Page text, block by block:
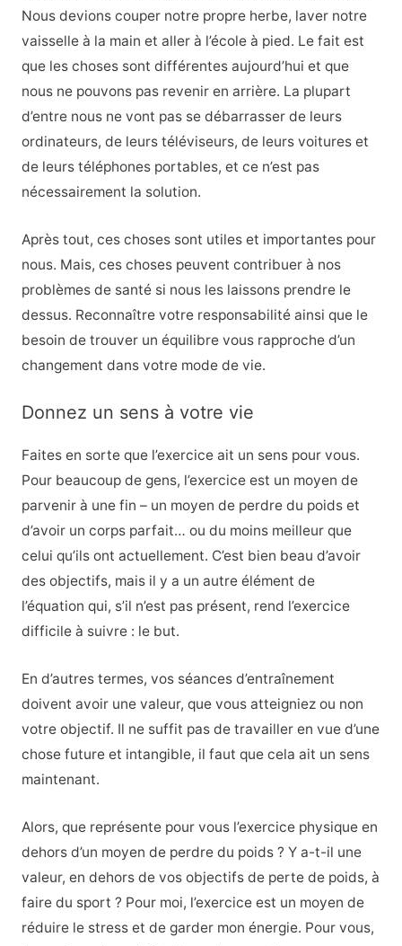
Nous devions couper notre propre herbe, laver notre
vaisselle à la main et aller à l’école à pied. Le fait est
que les choses sont différentes aujourd’hui et que
nous ne pouvons pas revenir en arrière. La plupart
d’entre nous ne vont pas se débarrasser de leurs
ordinateurs, de leurs téléviseurs, de leurs voitures et
de leurs téléphones portables, et ce n’est pas
nécessairement la solution.
Après tout, ces choses sont utiles et importantes pour
nous. Mais, ces choses peuvent contribuer à nos
problèmes de santé si nous les laissons prendre le
dessus. Reconnaître votre responsabilité ainsi que le
besoin de trouver un équilibre vous rapproche d’un
changement dans votre mode de vie.
Donnez un sens à votre vie
Faites en sorte que l’exercice ait un sens pour vous.
Pour beaucoup de gens, l’exercice est un moyen de
parvenir à une fin – un moyen de perdre du poids et
d’avoir un corps parfait… ou du moins meilleur que
celui qu’ils ont actuellement. C’est bien beau d’avoir
des objectifs, mais il y a un autre élément de
l’équation qui, s’il n’est pas présent, rend l’exercice
difficile à suivre : le but.
En d’autres termes, vos séances d’entraînement
doivent avoir une valeur, que vous atteigniez ou non
votre objectif. Il ne suffit pas de travailler en vue d’une
chose future et intangible, il faut que cela ait un sens
maintenant.
Alors, que représente pour vous l’exercice physique en
dehors d’un moyen de perdre du poids ? Y a-t-il une
valeur, en dehors de vos objectifs de perte de poids, à
faire du sport ? Pour moi, l’exercice est un moyen de
réduire le stress et de garder mon énergie. Pour vous,